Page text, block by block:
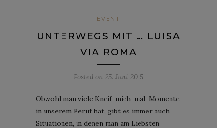
EVENT
UNTERWEGS MIT … LUISA
VIA ROMA
Posted on 25. Juni 2015
Obwohl man viele Kneif-mich-mal-Momente
in unserem Beruf hat, gibt es immer auch
Situationen, in denen man am Liebsten